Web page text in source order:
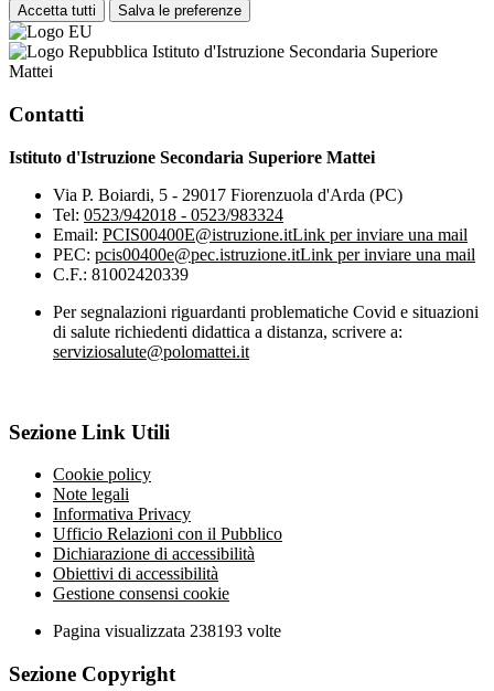
Accetta tutti Salva le preferenze
Istituto d'Istruzione Secondaria Superiore
Mattei
Contatti
Istituto d'Istruzione Secondaria Superiore Mattei
Via P. Boiardi, 5 - 29017 Fiorenzuola d'Arda (PC)
Tel: 0523/942018 - 0523/983324
Email: PCIS00400E@istruzione.itLink per inviare una mail
PEC: pcis00400e@pec.istruzione.itLink per inviare una mail
C.F.: 81002420339
Per segnalazioni riguardanti problematiche Covid e situazioni
di salute richiedenti didattica a distanza, scrivere a:
serviziosalute@polomattei.it
Sezione Link Utili
Cookie policy
Note legali
Informativa Privacy
Ufficio Relazioni con il Pubblico
Dichiarazione di accessibilità
Obiettivi di accessibilità
Gestione consensi cookie
Pagina visualizzata 238193 volte
Sezione Copyright